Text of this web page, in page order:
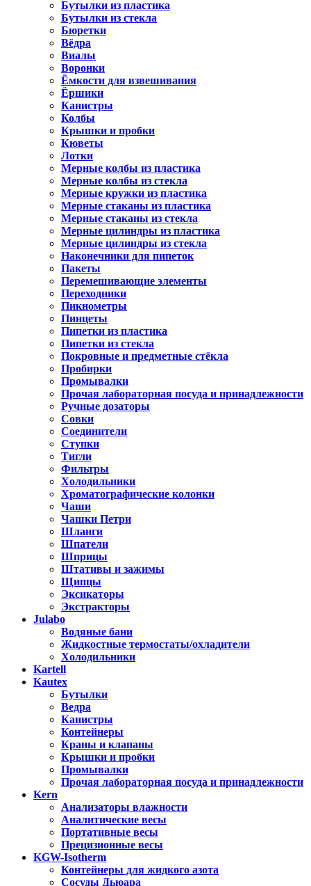
Бутылки из пластика
Бутылки из стекла
Бюретки
Вёдра
Виалы
Воронки
Ёмкости для взвешивания
Ёршики
Канистры
Колбы
Крышки и пробки
Кюветы
Лотки
Мерные колбы из пластика
Мерные колбы из стекла
Мерные кружки из пластика
Мерные стаканы из пластика
Мерные стаканы из стекла
Мерные цилиндры из пластика
Мерные цилиндры из стекла
Наконечники для пипеток
Пакеты
Перемешивающие элементы
Переходники
Пикнометры
Пинцеты
Пипетки из пластика
Пипетки из стекла
Покровные и предметные стёкла
Пробирки
Промывалки
Прочая лабораторная посуда и принадлежности
Ручные дозаторы
Совки
Соединители
Ступки
Тигли
Фильтры
Холодильники
Хроматографические колонки
Чаши
Чашки Петри
Шланги
Шпатели
Шприцы
Штативы и зажимы
Щипцы
Эксикаторы
Экстракторы
Julabo
Водяные бани
Жидкостные термостаты/охладители
Холодильники
Kartell
Kautex
Бутылки
Ведра
Канистры
Контейнеры
Краны и клапаны
Крышки и пробки
Промывалки
Прочая лабораторная посуда и принадлежности
Kern
Анализаторы влажности
Аналитические весы
Портативные весы
Прецизионные весы
KGW-Isotherm
Контейнеры для жидкого азота
Сосуды Дьюара